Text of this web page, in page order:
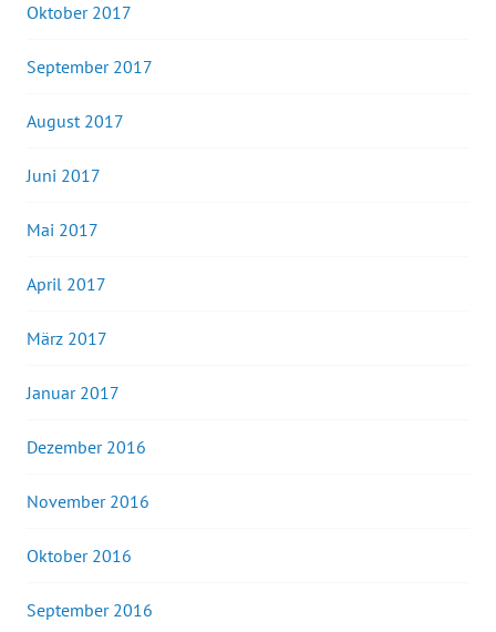
Oktober 2017
September 2017
August 2017
Juni 2017
Mai 2017
April 2017
März 2017
Januar 2017
Dezember 2016
November 2016
Oktober 2016
September 2016